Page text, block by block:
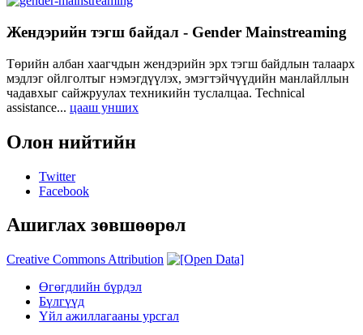
Жендэрийн тэгш байдал - Gender Mainstreaming
Төрийн албан хаагчдын жендэрийн эрх тэгш байдлын талаарх
мэдлэг ойлголтыг нэмэгдүүлэх, эмэгтэйчүүдийн манлайллын
чадавхыг сайжруулах техникийн туслалцаа. Technical
assistance... цааш унших
Олон нийтийн
Twitter
Facebook
Ашиглах зөвшөөрөл
Creative Commons Attribution
Өгөгдлийн бүрдэл
Бүлгүүд
Үйл ажиллагааны урсгал